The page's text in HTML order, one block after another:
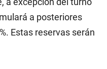
a posteriores
Estas reservas serán